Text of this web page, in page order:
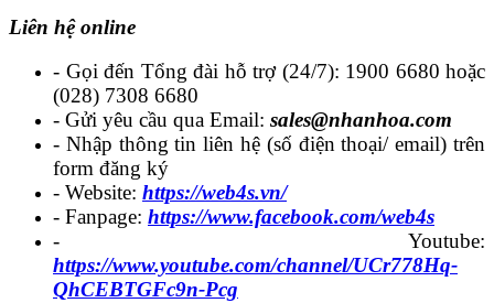
Liên hệ online
- Gọi đến Tổng đài hỗ trợ (24/7): 1900 6680 hoặc
(028) 7308 6680
- Gửi yêu cầu qua Email: sales@nhanhoa.com
- Nhập thông tin liên hệ (số điện thoại/ email) trên
form đăng ký
- Website: https://web4s.vn/
- Fanpage: https://www.facebook.com/web4s
- Youtube:
https://www.youtube.com/channel/UCr778Hq-
QhCEBTGFc9n-Pcg